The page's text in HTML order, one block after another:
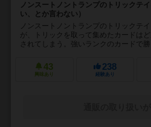
ノンスートノントランプのトリックテ
い、とか言わない）
ノンスートノントランプのトリックテ
が、トリックを取って集めたカードは
されてしまう。強いランクのカードで
43
興味あり
238
経験あり